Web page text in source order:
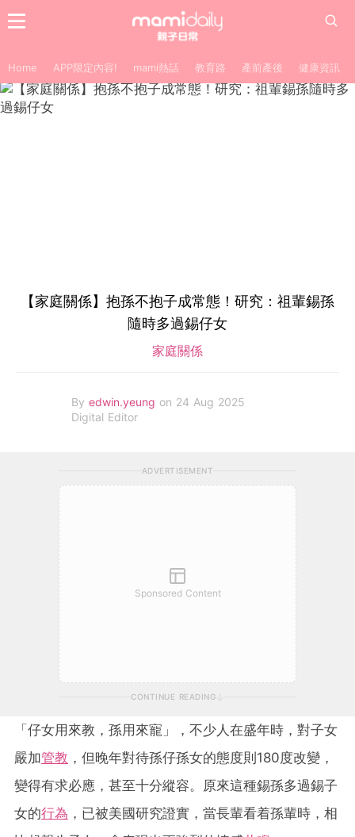
Home APP限定內容! mami熱話 教育路 產前產後 健康資訊
【家庭關係】抱孫不抱子成常態！研究：祖輩錫孫
隨時多過錫仔女
家庭關係
By edwin.yeung on 24 Aug 2025
Digital Editor
ADVERTISEMENT
Sponsored Content
CONTINUE READING
「仔女用來教，孫用來寵」，不少人在盛年時，對子女
嚴加管教 ，但晚年對待孫仔孫女的態度則180度改變，
變得有求必應，甚至十分縱容。原來這種錫孫多過錫子
女的行為 ，已被美國研究證實，當長輩看着孫輩時，相